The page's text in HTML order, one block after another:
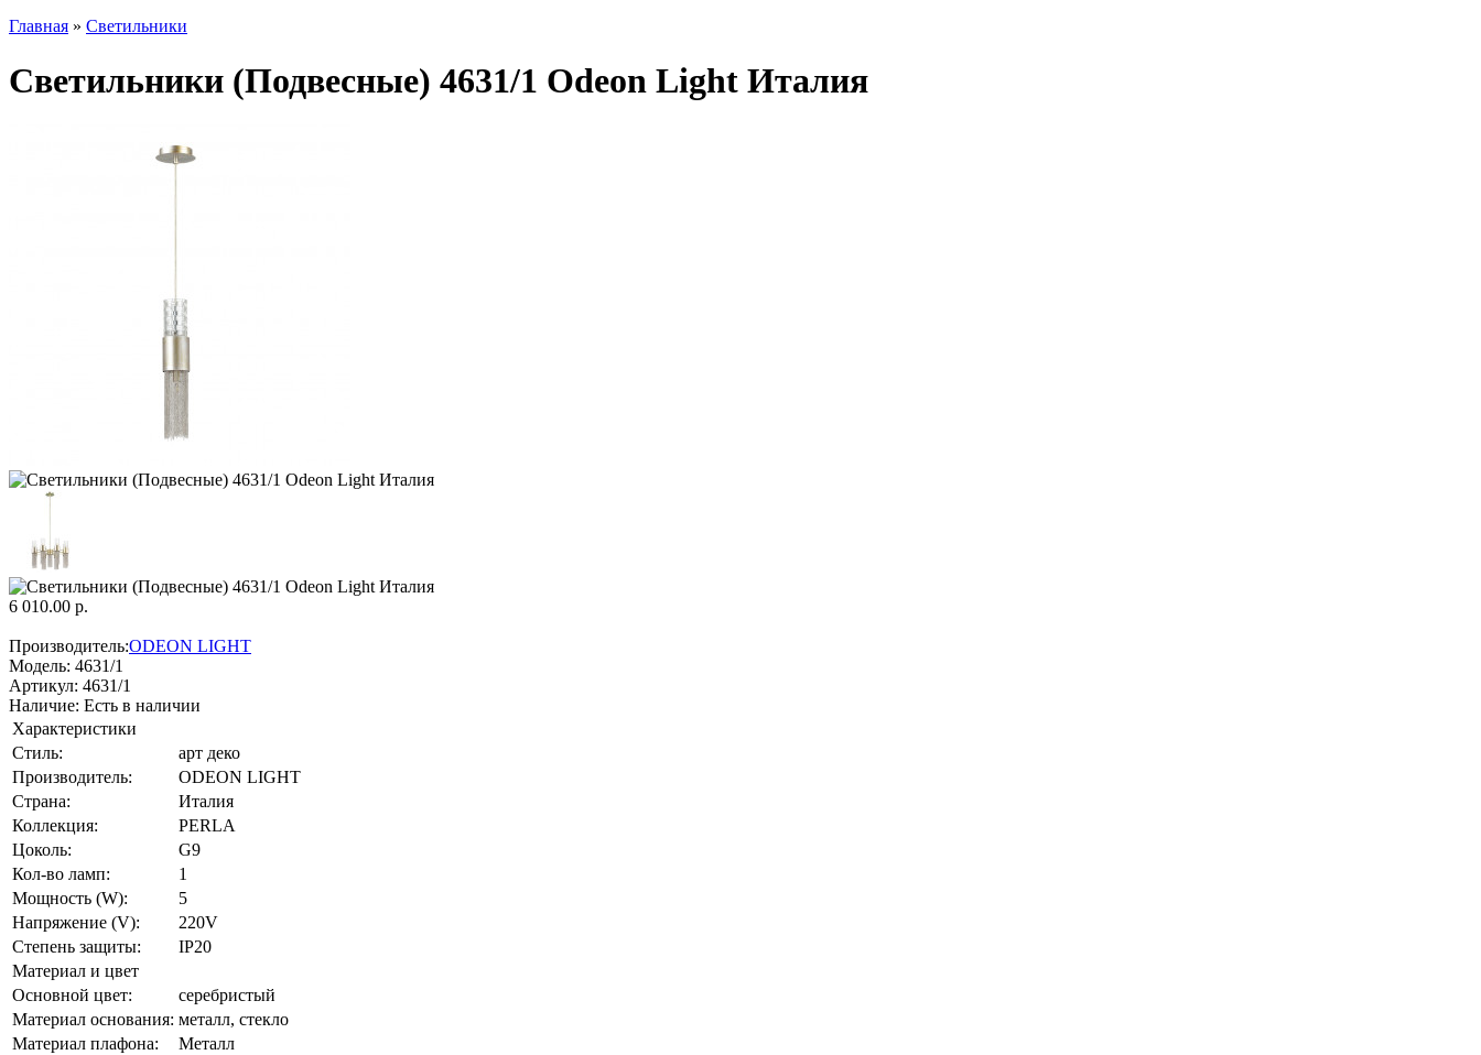
Главная » Светильники
Светильники (Подвесные) 4631/1 Odeon Light Италия
6 010.00 р.
Производитель:ODEON LIGHT
Модель: 4631/1
Артикул: 4631/1
Наличие: Есть в наличии
Характеристики
Стиль:
арт деко
Производитель:
ODEON LIGHT
Страна:
Италия
Коллекция:
PERLA
Цоколь:
G9
Кол-во ламп:
1
Мощность (W):
5
Напряжение (V):
220V
Степень защиты:
IP20
Материал и цвет
Основной цвет:
серебристый
Материал основания: металл, стекло
Материал плафона:
Металл